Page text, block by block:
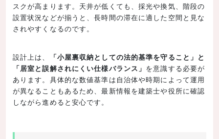
スクが高まります。天井が低くても、採光や換気、階段の
設置状況などが揃うと、長時間の滞在に適した空間と見な
されやすくなるのです。
設計上は、
「小屋裏収納としての法的基準を守ること」と
「居室と誤解されにくい仕様バランス」 を意識する必要が
あります。具体的な数値基準は自治体や時期によって運用
が異なることもあるため、最新情報を建築士や役所に確認
しながら進めると安心です。